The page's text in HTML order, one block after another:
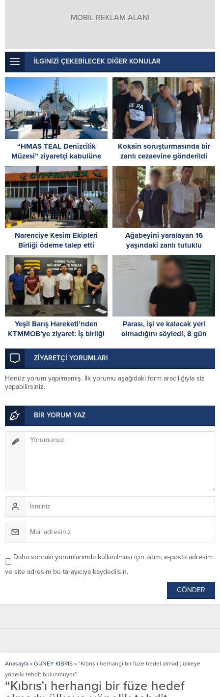
MOBİL REKLAM ALANI
İLGİNİZİ ÇEKEBİLECEK DİĞER KONULAR
“HMAS TEAL Denizcilik
Müzesi” ziyaretçi kabulüne
başladı
Kokain soruşturmasında bir
zanlı cezaevine gönderildi
Narenciye Kesim Ekipleri
Birliği ödeme talep etti
Ağabeyini yaralayan 16
yaşındaki zanlı tutuklu
yargılanacak
Yeşil Barış Hareketi’nden
KTMMOB’ye ziyaret: İş birliği
Parası, işi ve kalacak yeri
olmadığını söyledi, 8 gün
ZİYARETÇİ YORUMLARI
Henüz yorum yapılmamış. İlk yorumu aşağıdaki form aracılığıyla siz
yapabilirsiniz.
BİR YORUM YAZ
Daha sonraki yorumlarımda kullanılması için adım, e-posta adresim
ve site adresim bu tarayıcıya kaydedilsin.
Anasayfa » GÜNEY KIBRIS » “Kıbrıs’ı herhangi bir füze hedef almadı; ülkeye
yönelik tehdit bulunmuyor”
“Kıbrıs’ı herhangi bir füze hedef